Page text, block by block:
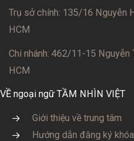
Trụ sở chính: 135/16 Nguyễn
HCM
Chi nhánh: 462/11-15 Nguyễn
HCM
VỀ ngoại ngữ TẦM NHÌN VIỆT
Giới thiệu về trung tâm
Hướng dẫn đăng ký